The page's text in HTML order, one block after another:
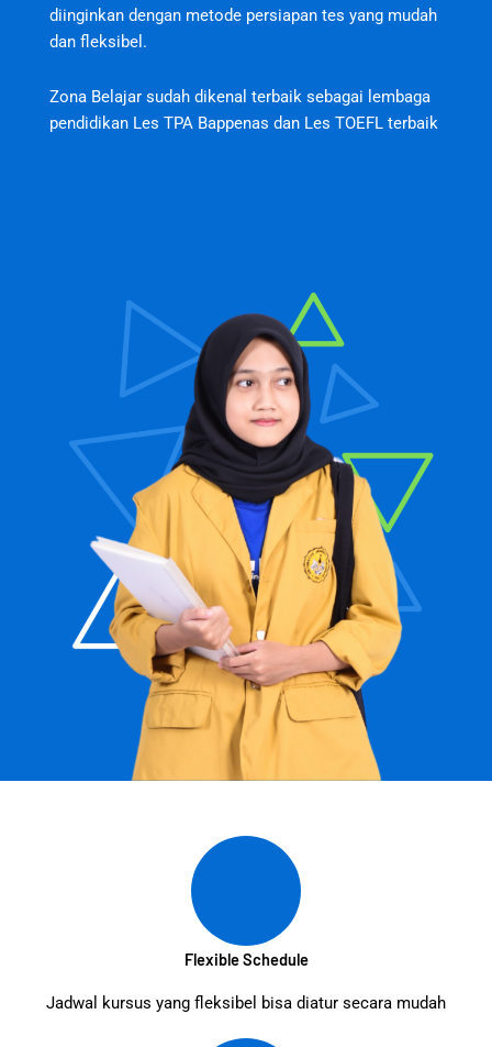
diinginkan dengan metode persiapan tes yang mudah
dan fleksibel.
Zona Belajar sudah dikenal terbaik sebagai lembaga
pendidikan Les TPA Bappenas dan Les TOEFL terbaik
Flexible Schedule
Jadwal kursus yang fleksibel bisa diatur secara mudah